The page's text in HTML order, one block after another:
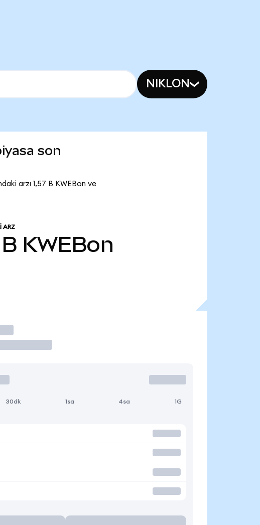
NIKLON
son
arzı 1,57 B KWEBon ve
ARZ
KWEBon
30dk 1sa 4sa 1G